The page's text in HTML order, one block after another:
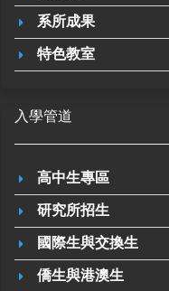
系所成果
特色教室
入學管道
高中生專區
研究所招生
國際生與交換生
僑生與港澳生